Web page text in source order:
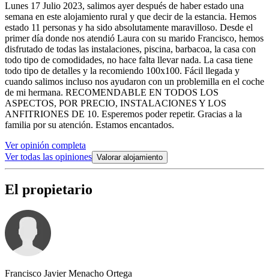
Lunes 17 Julio 2023, salimos ayer después de haber estado una
semana en este alojamiento rural y que decir de la estancia. Hemos
estado 11 personas y ha sido absolutamente maravilloso. Desde el
primer día donde nos atendió Laura con su marido Francisco, hemos
disfrutado de todas las instalaciones, piscina, barbacoa, la casa con
todo tipo de comodidades, no hace falta llevar nada. La casa tiene
todo tipo de detalles y la recomiendo 100x100. Fácil llegada y
cuando salimos incluso nos ayudaron con un problemilla en el coche
de mi hermana. RECOMENDABLE EN TODOS LOS
ASPECTOS, POR PRECIO, INSTALACIONES Y LOS
ANFITRIONES DE 10. Esperemos poder repetir. Gracias a la
familia por su atención. Estamos encantados.
Ver opinión completa
Ver todas las opiniones Valorar alojamiento
El propietario
Francisco Javier Menacho Ortega